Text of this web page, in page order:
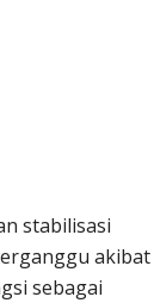
stabilisasi
akibat
sebagai